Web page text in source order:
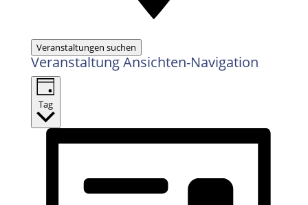
Veranstaltungen suchen
Veranstaltung Ansichten-Navigation
Tag